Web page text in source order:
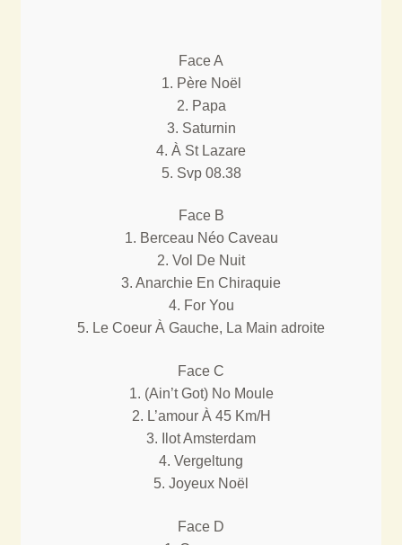
Face A
1. Père Noël
2. Papa
3. Saturnin
4. À St Lazare
5. Svp 08.38
Face B
1. Berceau Néo Caveau
2. Vol De Nuit
3. Anarchie En Chiraquie
4. For You
5. Le Coeur À Gauche, La Main adroite
Face C
1. (Ain’t Got) No Moule
2. L’amour À 45 Km/H
3. Ilot Amsterdam
4. Vergeltung
5. Joyeux Noël
Face D